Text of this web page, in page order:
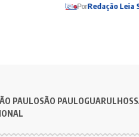
PorRedação Leia
PAULOSÃO PAULOGUARULHOS